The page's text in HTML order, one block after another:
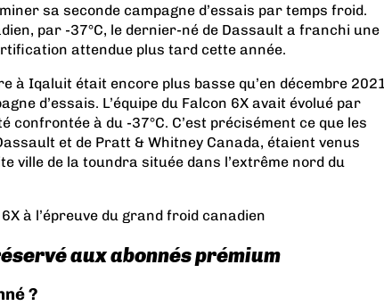
sa seconde campagne d’essais par temps froid.
par -37°C, le dernier-né de Dassault a franchi une
attendue plus tard cette année.
à Iqaluit était encore plus basse qu’en décembre
d’essais. L’équipe du Falcon 6X avait évolué par
confrontée à du -37°C. C’est précisément ce que les
et de Pratt & Whitney Canada, étaient venus
ville de la toundra située dans l’extrême nord du
à l’épreuve du grand froid canadien
aux abonnés prémium
?